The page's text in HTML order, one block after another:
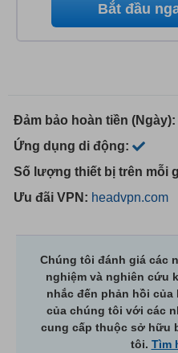
Bắt đầu
Đảm bảo hoàn tiền (Ngày):
Ứng dụng di động:
Số lượng thiết bị trên mỗi
Ưu đãi VPN: headvpn.com
Chúng tôi đánh giá các
nghiệm và nghiên cứu
nhắc đến phản hồi
của chúng tôi với các
cung cấp thuộc sở hữu
tôi. Tìm